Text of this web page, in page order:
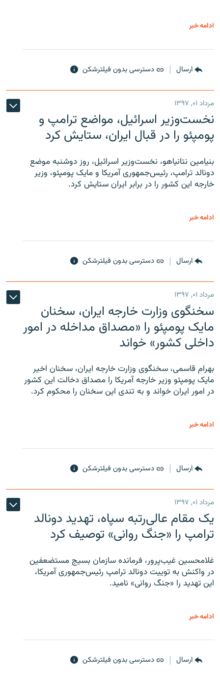
ادامه خبر
ارسال دسترسی بدون فیلترشکن
مرداد ۰۱, ۱۳۹۷
نخست‌وزیر اسرائیل، مواضع ترامپ و
پومپئو را در قبال ایران، ستایش کرد
بنیامین نتانیاهو، نخست‌وزیر اسرائیل، روز دوشنبه موضع
دونالد ترامپ، رئیس‌جمهوری آمریکا و مایک پومپئو، وزیر
خارجه این کشور را در برابر ایران ستایش کرد.
ادامه خبر
ارسال دسترسی بدون فیلترشکن
مرداد ۰۱, ۱۳۹۷
سخنگوی وزارت خارجه ایران، سخنان
مایک پومپئو را «مصداق مداخله در امور
داخلی کشور» خواند
بهرام قاسمی، سخنگوی وزارت خارجه ایران، سخنان اخیر
مایک پومپئو وزیر خارجه آمریکا را مصداق دخالت این کشور
در امور ایران خواند و به تندی این سخنان را محکوم کرد.
ادامه خبر
ارسال دسترسی بدون فیلترشکن
مرداد ۰۱, ۱۳۹۷
یک مقام عالی‌رتبه سپاه، تهدید دونالد
ترامپ را «جنگ روانی» توصیف کرد
غلامحسین غیب‌پرور، فرمانده سازمان بسیج مستضعفین
در واکنش به توییت دونالد ترامپ رئیس‌جمهوری آمریکا،
این تهدید را «جنگ روانی» نامید.
ادامه خبر
ارسال دسترسی بدون فیلترشکن